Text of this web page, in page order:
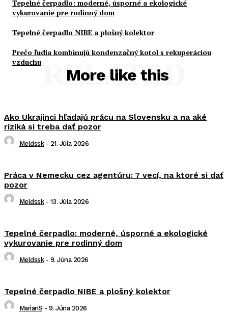
Tepelné čerpadlo: moderné, úsporné a ekologické
vykurovanie pre rodinný dom
Tepelné čerpadlo NIBE a plošný kolektor
Prečo ľudia kombinujú kondenzačný kotol s rekuperáciou
vzduchu
More like this
RELATED
Ako Ukrajinci hľadajú prácu na Slovensku a na aké
riziká si treba dať pozor
Meldssk - 21. Júla 2026
Práca v Nemecku cez agentúru: 7 vecí, na ktoré si dať
pozor
Meldssk - 13. Júla 2026
Tepelné čerpadlo: moderné, úsporné a ekologické
vykurovanie pre rodinný dom
Meldssk - 9. Júna 2026
Tepelné čerpadlo NIBE a plošný kolektor
MarianS - 9. Júna 2026